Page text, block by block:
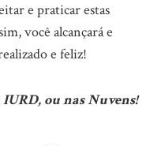
e praticar estas
você alcançará e
e feliz!
IURD, ou nas Nuvens!